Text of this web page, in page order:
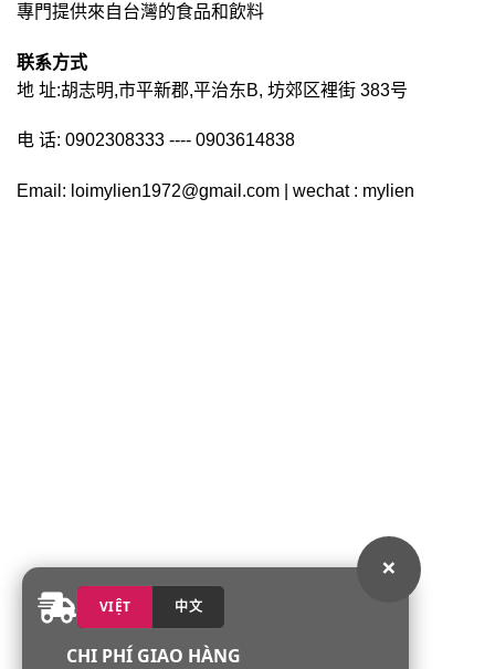
×
VIỆT 中文
CHI PHÍ GIAO HÀNG
專門提供來自台灣的食品和飲料
联系方式
地 址:胡志明,市平新郡,平治东B, 坊郊区裡街 383号
电 话: 0902308333 ---- 0903614838
Email: loimylien1972@gmail.com | wechat : mylien